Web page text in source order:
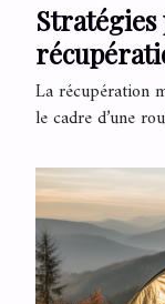
La récupération
le cadre d’une